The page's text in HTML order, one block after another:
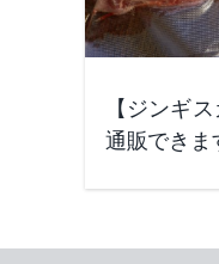
【ジンギ
通販できま